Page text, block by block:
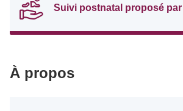
Suivi postnatal proposé par
À propos